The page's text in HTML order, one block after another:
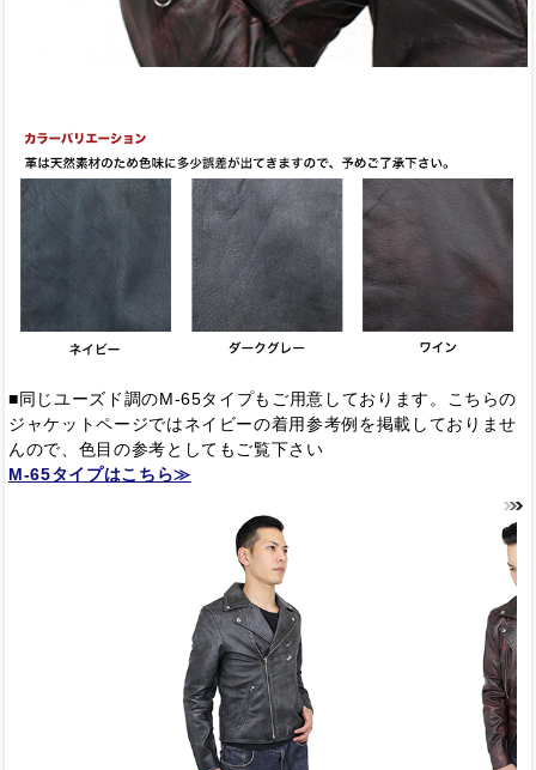
■同じユーズド調のM-65タイプもご用意しております。こちらの
ジャケットページではネイビーの着用参考例を掲載しておりませ
んので、色目の参考としてもご覧下さい
M-65タイプはこちら≫